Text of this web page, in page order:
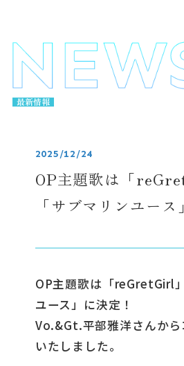
最新情報
OP主題歌は「
「サブマリンユース
2025/12/24
OP主題歌は「reGretGirl
ユース」に決定！
Vo.&Gt.平部雅洋さんから
いたしました。